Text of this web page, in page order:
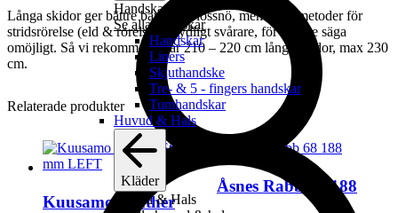
Handskar
Se alla handskar
Handskar
Liners
Skjuthandske
Tre- & 5 - fingers handskar
Tumhandskar
Huvud & Hals
Kläder
Huvud & Hals
Långa skidor ger bättre bärighet i lössnö, men då är metoder för
stridsrörelse (eld & rörelse) betydligt svårare, för att inte säga
omöjligt. Så vi rekommenderar 210 – 220 cm långa skidor, max 230
cm.
Relaterade produkter
Kuusamo Leather
Åsnes Rabb 68 188